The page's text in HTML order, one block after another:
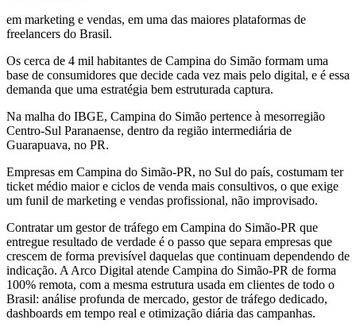
em marketing e vendas, em uma das maiores plataformas de
freelancers do Brasil.
Os cerca de 4 mil habitantes de Campina do Simão formam uma
base de consumidores que decide cada vez mais pelo digital, e é essa
demanda que uma estratégia bem estruturada captura.
Na malha do IBGE, Campina do Simão pertence à mesorregião
Centro-Sul Paranaense, dentro da região intermediária de
Guarapuava, no PR.
Empresas em Campina do Simão-PR, no Sul do país, costumam ter
ticket médio maior e ciclos de venda mais consultivos, o que exige
um funil de marketing e vendas profissional, não improvisado.
Contratar um gestor de tráfego em Campina do Simão-PR que
entregue resultado de verdade é o passo que separa empresas que
crescem de forma previsível daquelas que continuam dependendo de
indicação. A Arco Digital atende Campina do Simão-PR de forma
100% remota, com a mesma estrutura usada em clientes de todo o
Brasil: análise profunda de mercado, gestor de tráfego dedicado,
dashboards em tempo real e otimização diária das campanhas.